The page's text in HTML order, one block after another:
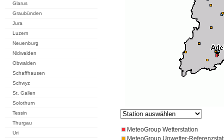
Glarus
Graubünden
Jura
Luzern
Neuenburg
Nidwalden
Obwalden
Schaffhausen
Schwyz
St. Gallen
Solothurn
Tessin
Thurgau
Uri
MeteoGroup Wetterstation